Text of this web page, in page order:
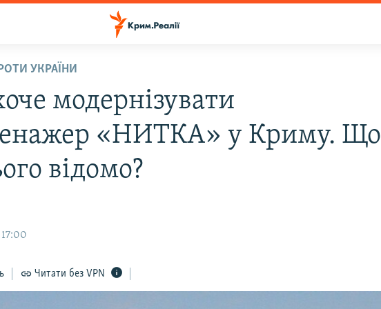
УКРАЇНИ
модернізувати
«НИТКА» у Криму. Що
відомо?
Читати без VPN